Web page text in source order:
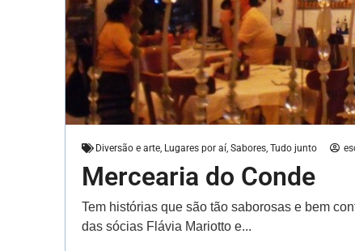
Diversão e arte, Lugares por aí, Sabores, Tudo junto
Mercearia do Conde
Tem histórias que são tão saborosas e bem
das sócias Flávia Mariotto e...